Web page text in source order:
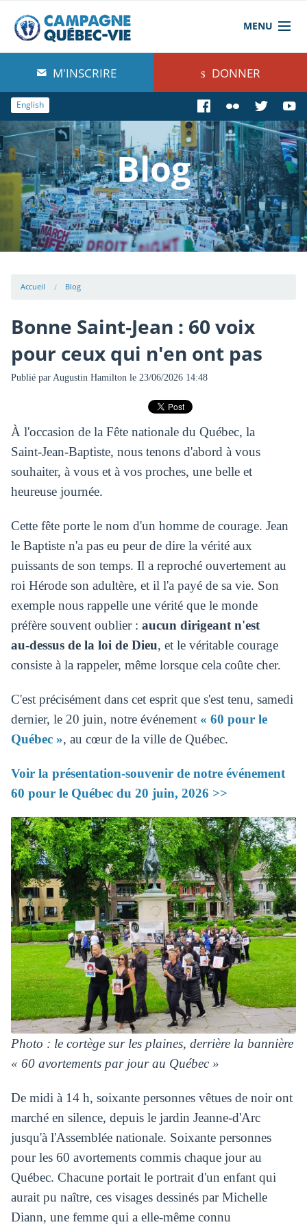
MENU
À propos de nous
Blog
Comprendre
Agir
Boutique
M'INSCRIRE DONNER
English
Blog
Accueil Blog
Bonne Saint‑Jean : 60 voix
pour ceux qui n'en ont pas
Publié par Augustin Hamilton le 23/06/2026 14:48
À l'occasion de la Fête nationale du Québec, la
Saint‑Jean‑Baptiste, nous tenons d'abord à vous
souhaiter, à vous et à vos proches, une belle et
heureuse journée.
Cette fête porte le nom d'un homme de courage. Jean
le Baptiste n'a pas eu peur de dire la vérité aux
puissants de son temps. Il a reproché ouvertement au
roi Hérode son adultère, et il l'a payé de sa vie. Son
exemple nous rappelle une vérité que le monde
préfère souvent oublier : aucun dirigeant n'est
au‑dessus de la loi de Dieu, et le véritable courage
consiste à la rappeler, même lorsque cela coûte cher.
C'est précisément dans cet esprit que s'est tenu, samedi
dernier, le 20 juin, notre événement « 60 pour le
Québec », au cœur de la ville de Québec.
Voir la présentation-souvenir de notre événement
60 pour le Québec du 20 juin, 2026 >>
Photo : le cortège sur les plaines, derrière la bannière
« 60 avortements par jour au Québec »
De midi à 14 h, soixante personnes vêtues de noir ont
marché en silence, depuis le jardin Jeanne‑d'Arc
jusqu'à l'Assemblée nationale. Soixante personnes
pour les 60 avortements commis chaque jour au
Québec. Chacune portait le portrait d'un enfant qui
aurait pu naître, ces visages dessinés par Michelle
Diann, une femme qui a elle‑même connu